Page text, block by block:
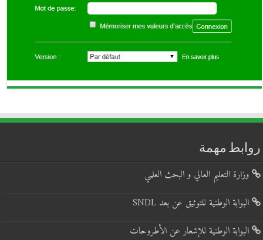
روابط مهمة
وزارة التعليم العالي و البحث العلمي
البوابة الوطنية للتوثيق عن بعد SNDL
البوابة الوطنية للإشعار عن الأطروحات